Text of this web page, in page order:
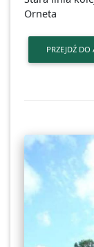
Orneta
PRZEJDŹ DO